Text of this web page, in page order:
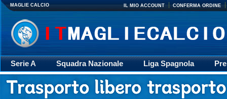
MAGLIE CALCIO IL MIO ACCOUNT CONFERMA ORDINE
Serie A Squadra Nazionale Liga Spagnola
Giacca
Rugby trasporto Retro